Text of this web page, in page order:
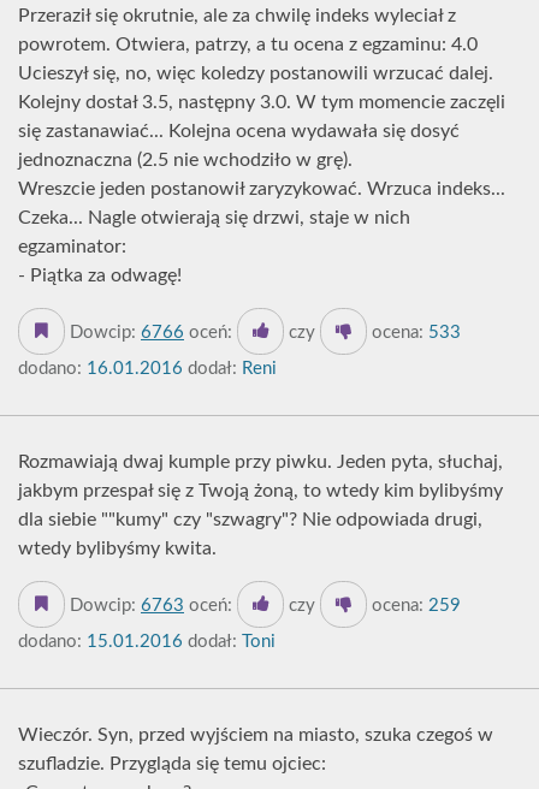
Przeraził się okrutnie, ale za chwilę indeks wyleciał z
powrotem. Otwiera, patrzy, a tu ocena z egzaminu: 4.0
Ucieszył się, no, więc koledzy postanowili wrzucać dalej.
Kolejny dostał 3.5, następny 3.0. W tym momencie zaczęli
się zastanawiać... Kolejna ocena wydawała się dosyć
jednoznaczna (2.5 nie wchodziło w grę).
Wreszcie jeden postanowił zaryzykować. Wrzuca indeks...
Czeka... Nagle otwierają się drzwi, staje w nich
egzaminator:
- Piątka za odwagę!
Dowcip: 6766 oceń: czy ocena: 533
dodano: 16.01.2016 dodał: Reni
Rozmawiają dwaj kumple przy piwku. Jeden pyta, słuchaj,
jakbym przespał się z Twoją żoną, to wtedy kim bylibyśmy
dla siebie ""kumy" czy "szwagry"? Nie odpowiada drugi,
wtedy bylibyśmy kwita.
Dowcip: 6763 oceń: czy ocena: 259
dodano: 15.01.2016 dodał: Toni
Wieczór. Syn, przed wyjściem na miasto, szuka czegoś w
szufladzie. Przygląda się temu ojciec: